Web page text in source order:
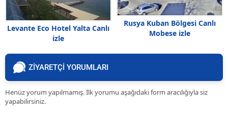
Levante Eco Hotel Yalta Canlı
izle
Rusya Kuban Bölgesi Canlı
Mobese izle
ZİYARETÇİ YORUMLARI
Henüz yorum yapılmamış. İlk yorumu aşağıdaki form aracılığıyla siz
yapabilirsiniz.